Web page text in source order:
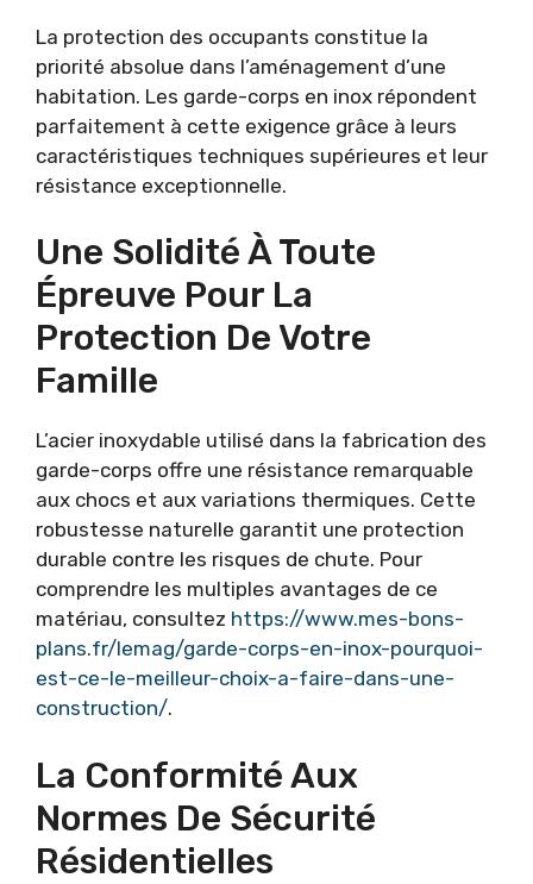
La protection des occupants constitue la
priorité absolue dans l’aménagement d’une
habitation. Les garde-corps en inox répondent
parfaitement à cette exigence grâce à leurs
caractéristiques techniques supérieures et leur
résistance exceptionnelle.
Une Solidité À Toute
Épreuve Pour La
Protection De Votre
Famille
L’acier inoxydable utilisé dans la fabrication des
garde-corps offre une résistance remarquable
aux chocs et aux variations thermiques. Cette
robustesse naturelle garantit une protection
durable contre les risques de chute. Pour
comprendre les multiples avantages de ce
matériau, consultez https://www.mes-bons-
plans.fr/lemag/garde-corps-en-inox-pourquoi-
est-ce-le-meilleur-choix-a-faire-dans-une-
construction/.
La Conformité Aux
Normes De Sécurité
Résidentielles